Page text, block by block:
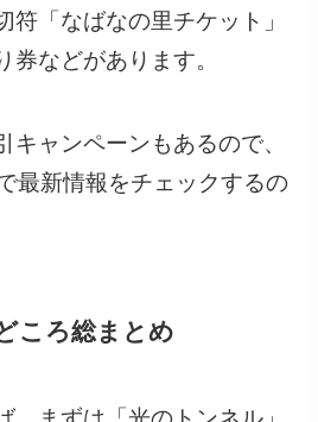
符「なばなの里チケット」
券などがあります。
キャンペーンもあるので、
最新情報をチェックするの
ころ総まとめ